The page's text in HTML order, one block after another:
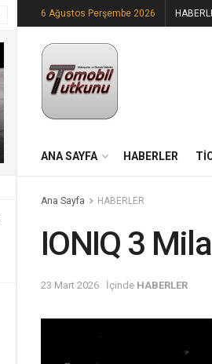
6 Ağustos Perşembe 2026
ANA SAYFA HABERLER
Ana Sayfa HABERLER
IONIQ 3
23 Mart 2026 İçinde HABERLER